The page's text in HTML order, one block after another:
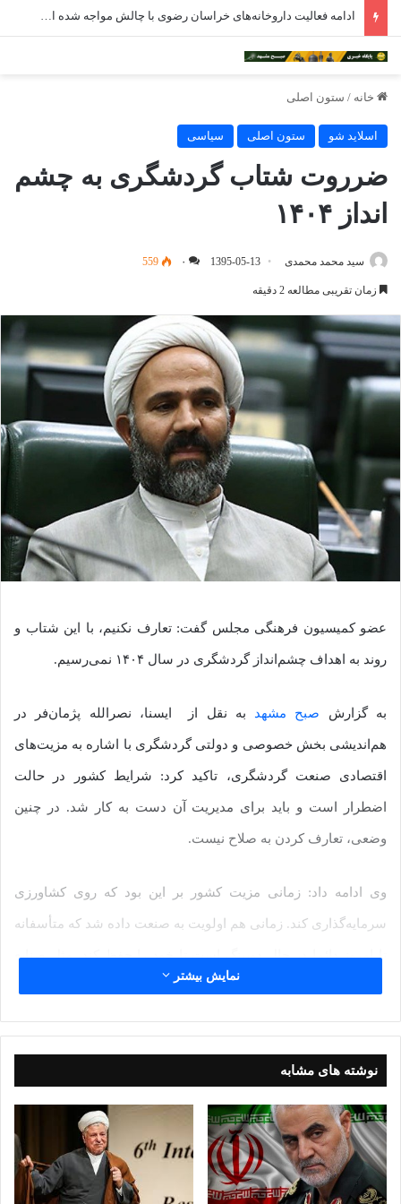
ادامه فعالیت داروخانه‌های خراسان رضوی با چالش مواجه شده است
خانه / ستون اصلی
اسلاید شو ستون اصلی سیاسی
ضرروت شتاب گردشگری به چشم
انداز ۱۴۰۴
سید محمد محمدی 1395-05-13 ۰ 559
زمان تقریبی مطالعه 2 دقیقه
عضو کمیسیون فرهنگی مجلس گفت: تعارف نکنیم، با این شتاب و
روند به اهداف چشم‌انداز گردشگری در سال ۱۴۰۴ نمی‌رسیم.
به گزارش صبح مشهد به نقل از ایسنا، نصرالله پژمان‌فر در
هم‌اندیشی بخش خصوصی و دولتی گردشگری با اشاره به مزیت‌های
اقتصادی صنعت گردشگری، تاکید کرد: شرایط کشور در حالت
اضطرار است و باید برای مدیریت آن دست به کار شد. در چنین
وضعی، تعارف کردن به صلاح نیست.
وی ادامه داد: زمانی مزیت کشور بر این بود که روی کشاورزی
سرمایه‌گذاری کند. زمانی هم اولویت به صنعت داده شد که متأسفانه
تا امروز دائما در حال دوپینگ است تا خود را حفظ کند، مثل صنایع
سنگین ماشین‌سازی که حتی حداقل مزیتی برای حضور جدی در
منطقه پیدا نکرده‌ است.
وی سپس با اشاره به سخنرانی مقامات مسؤول در این هم‌اندیشی
بیان کرد: شاید بخشی از این صحبت‌ها تعارف باشد، چرا که در
اعتبارات می‌توان ریشه‌ی این تعارف‌ها را پیدا کرد، چون دولت‌ها یک
سیاست اعلامی دارند که پشت تریبون‌ها اعلام می‌کنند و یک سیاست
اعمالی که در بودجه اعمال می‌کنند. سند بودجه نشان می‌دهد که چه
نمایش بیشتر
نوشته های مشابه